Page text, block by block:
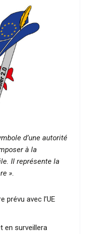
d’une autorité
à la
Il représente la
».
prévu avec l’UE
en surveillera